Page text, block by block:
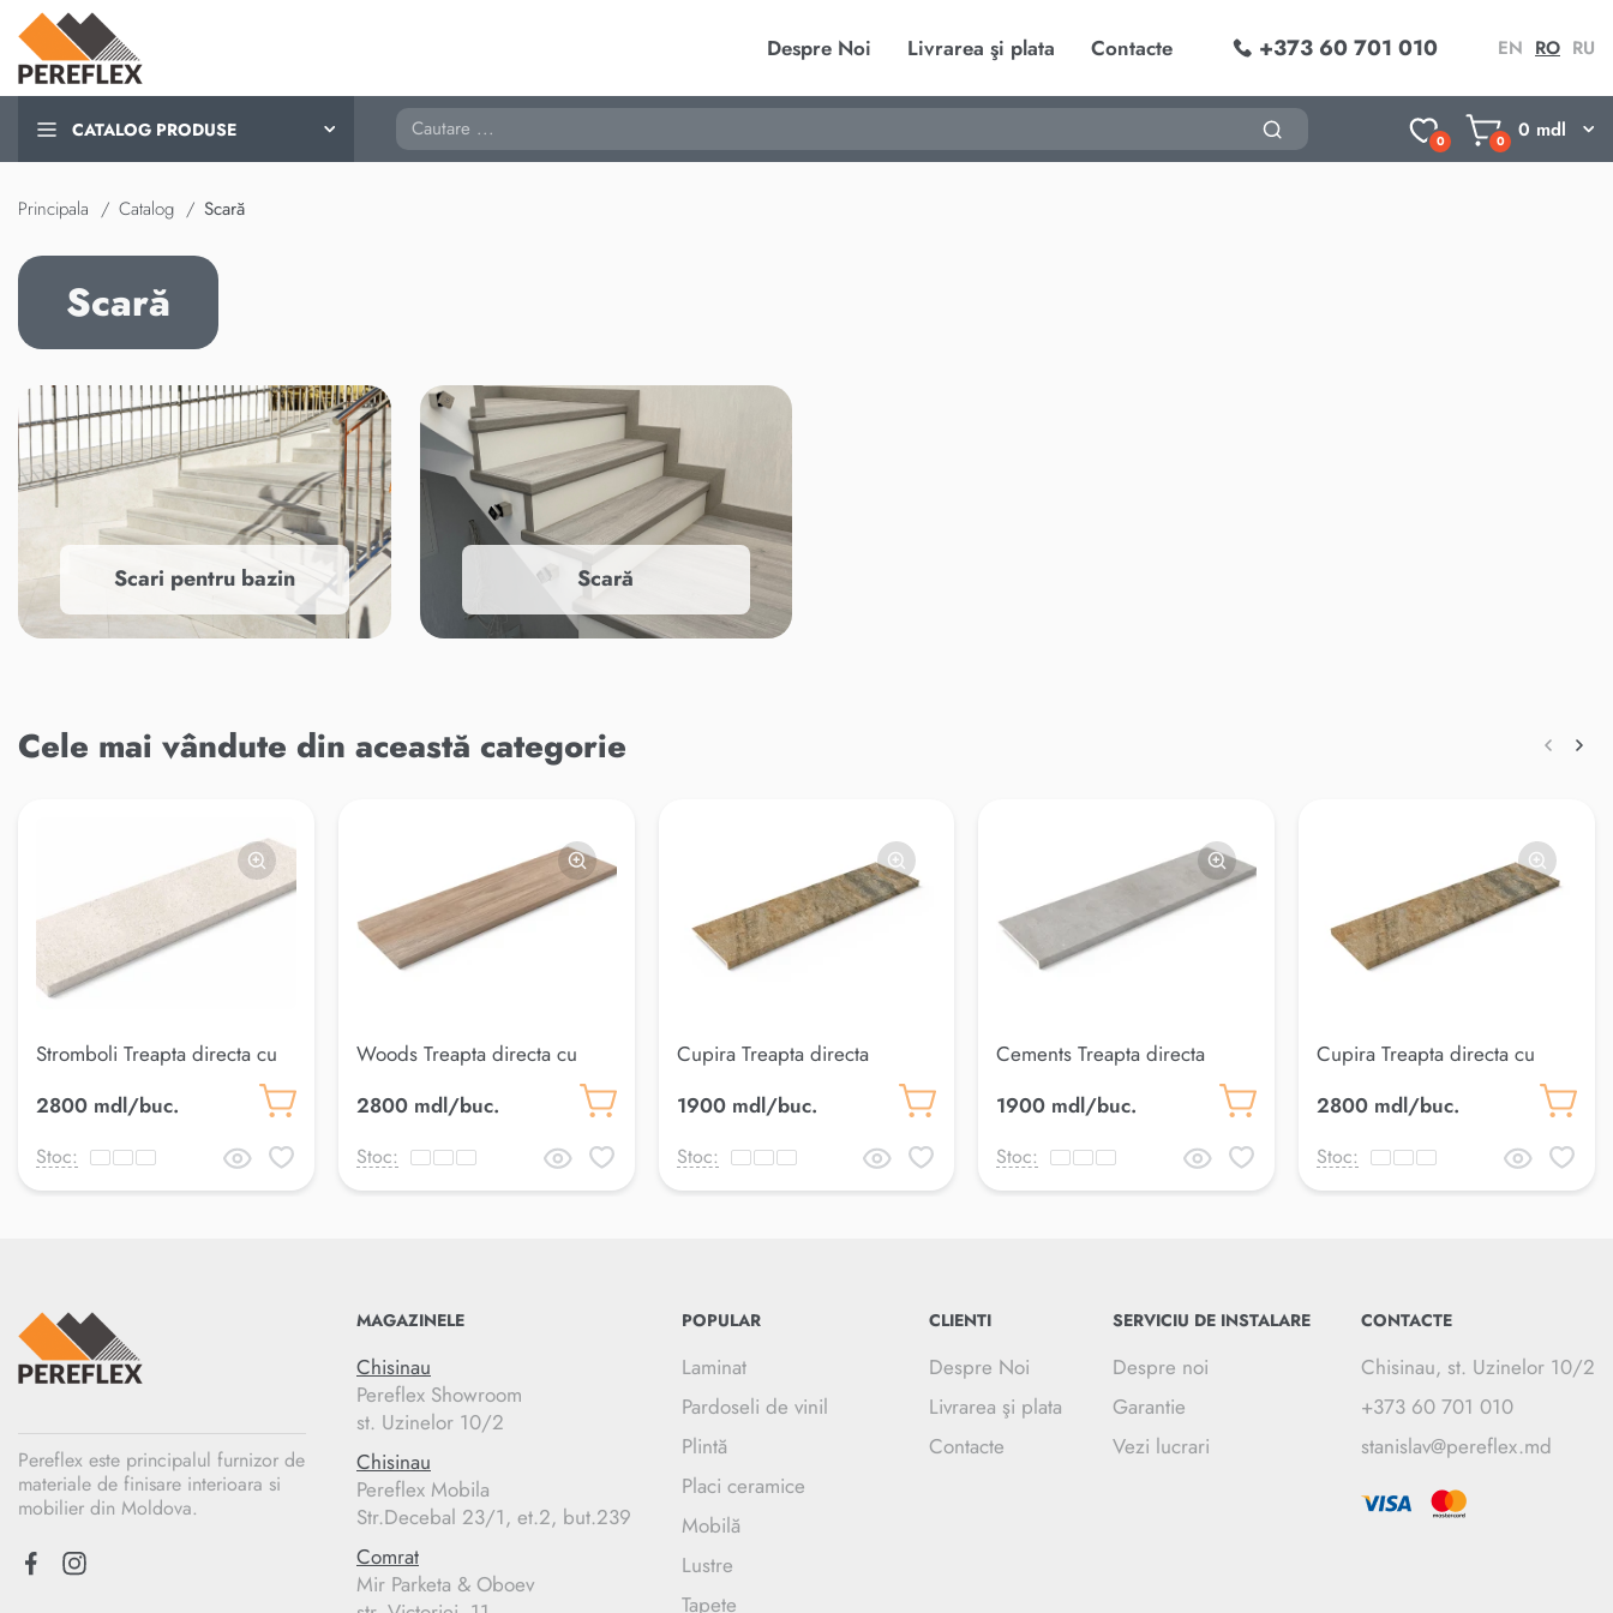
Despre Noi Livrarea şi plata Contacte +373 60 701 010 EN RO RU
CATALOG PRODUSE Cautare
0 0 0 mdl
Principala Catalog Scară
Scară
Scari pentru bazin Scară
Cele mai vândute din această categorie
Stromboli Treapta directa cu
2800 mdl/buc.
Stoc:
Woods Treapta directa cu
sfirsit 120*33 cm Nordic IN
2800 mdl/buc.
Stoc:
Cupira Treapta directa
1900 mdl/buc.
Stoc:
Cements Treapta directa
1900 mdl/buc.
Stoc:
Cupira Treapta directa cu
sfirsit 120*33 cm Multi OUT
2800 mdl/buc.
Stoc:
Pereflex este principalul furnizor de
materiale de finisare interioara si
mobilier din Moldova.
MAGAZINELE
Chisinau
Pereflex Showroom
st. Uzinelor 10/2
Chisinau
Pereflex Mobila
Str.Decebal 23/1, et.2, but.239
Comrat
Mir Parketa & Oboev
POPULAR
Laminat
Pardoseli de vinil
Plintă
Placi ceramice
Mobilă
Lustre
Tapete
CLIENTI
Despre Noi
Livrarea şi plata
Contacte
SERVICIU DE INSTALARE
Despre noi
Garantie
Vezi lucrari
CONTACTE
Chisinau, st. Uzinelor 10/2
+373 60 701 010
stanislav@pereflex.md